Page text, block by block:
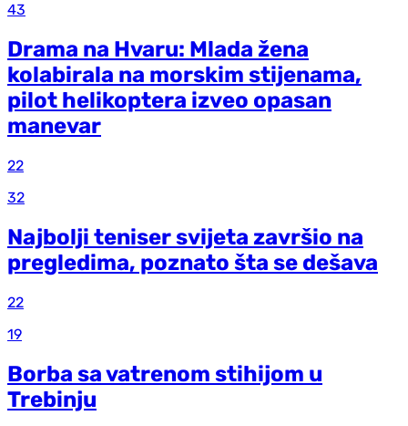
43
Drama na Hvaru: Mlada žena
kolabirala na morskim stijenama,
pilot helikoptera izveo opasan
manevar
22
32
Najbolji teniser svijeta završio na
pregledima, poznato šta se dešava
22
19
Borba sa vatrenom stihijom u
Trebinju